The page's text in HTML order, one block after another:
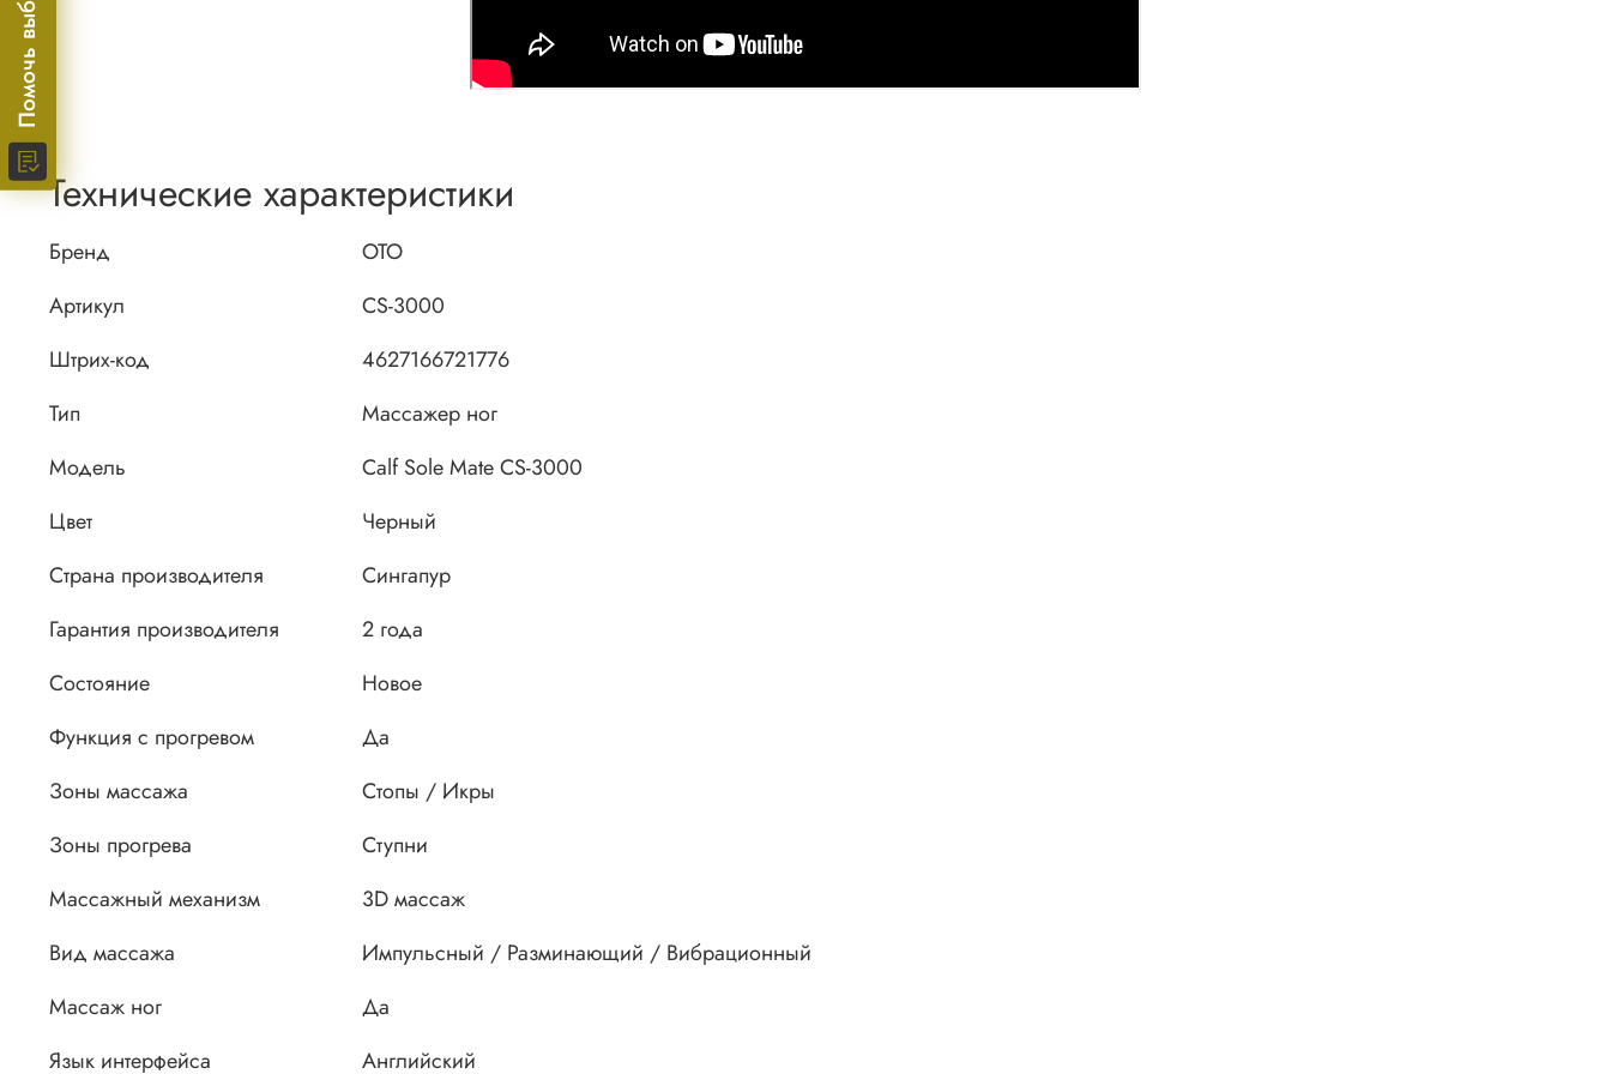
Технические характеристики
Бренд
OTO
Артикул
CS-3000
Штрих-код
4627166721776
Тип
Массажер ног
Модель
Calf Sole Mate CS-3000
Цвет
Черный
Страна производителя
Сингапур
Гарантия производителя
2 года
Состояние
Новое
Функция с прогревом
Да
Зоны массажа
Стопы / Икры
Зоны прогрева
Ступни
Массажный механизм
3D массаж
Вид массажа
Импульсный / Разминающий / Вибрационный
Массаж ног
Да
Язык интерфейса
Английский